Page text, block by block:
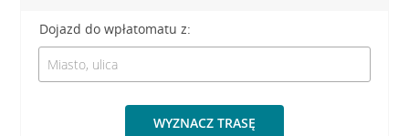
Dojazd do wpłatomatu z:
WYZNACZ TRASĘ